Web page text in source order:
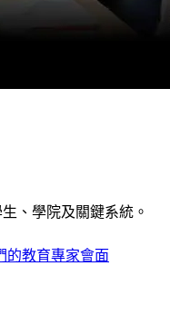
、學院及關鍵系統。
的教育專家會面